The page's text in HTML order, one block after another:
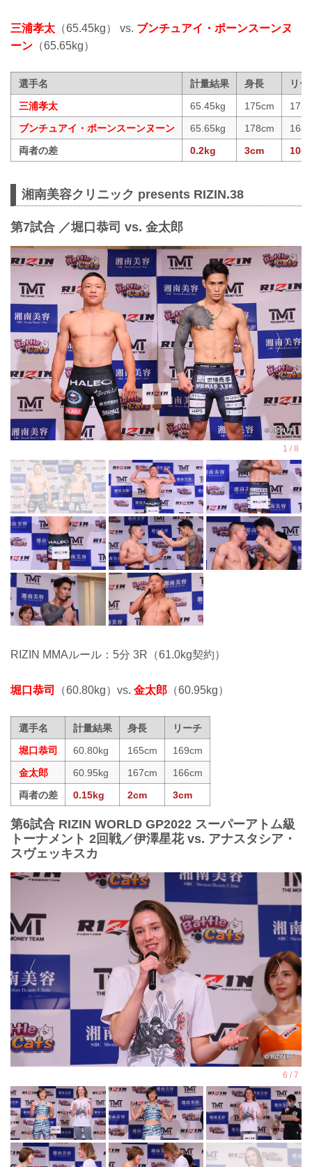
三浦孝太 （65.45kg） vs. ブンチュアイ・ポーンスーンヌ
ーン （65.65kg）
選手名 計量結果 身長
リー
三浦孝太
65.45kg 175cm
ブンチュアイ・ポーンスーンヌーン
65.65kg 178cm
両者の差
0.2kg 3cm
湘南美容クリニック presents RIZIN.38
第7試合 ／堀口恭司 vs. 金太郎
RIZIN MMAルール：5分 3R（61.0kg契約）
堀口恭司 （60.80kg）vs. 金太郎 （60.95kg）
選手名 計量結果 身長
リーチ
堀口恭司
60.80kg 165cm
169cm
金太郎
60.95kg 167cm
166cm
両者の差
0.15kg 2cm 3cm
第6試合 RIZIN WORLD GP2022 スーパーアトム級
トーナメント 2回戦／伊澤星花 vs. アナスタシア・
スヴェッキスカ